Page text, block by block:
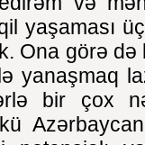
yaşaması
Ona görə də
yanaşmaq
bir çox